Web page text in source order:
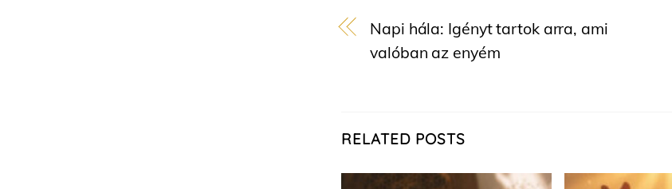
Napi hála: Igényt tartok arra, ami
valóban az enyém
RELATED POSTS